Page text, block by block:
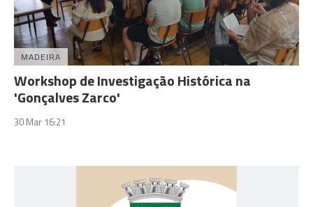
MADEIRA
Workshop de Investigação Histórica na
'Gonçalves Zarco'
30 Mar 16:21